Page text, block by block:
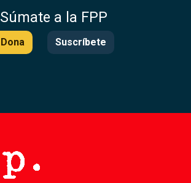
Súmate a la FPP
Dona Suscríbete